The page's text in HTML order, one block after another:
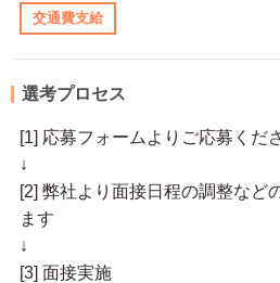
交通費支給
選考プロセス
[1] 応募フォームよりご応募くだ
↓
[2] 弊社より面接日程の調整など
ます
↓
[3] 面接実施